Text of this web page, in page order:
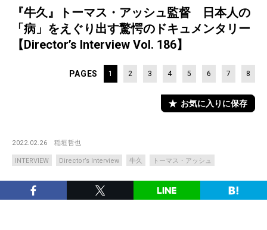
『牛久』トーマス・アッシュ監督 日本人の
「病」をえぐり出す驚愕のドキュメンタリー
【Director’s Interview Vol. 186】
PAGES 1 2 3 4 5 6 7 8
お気に入りに保存
2022.02.26 稲垣哲也
INTERVIEW Director’s Interview 牛久 トーマス・アッシュ